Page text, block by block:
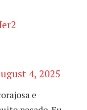
4, 2025
e